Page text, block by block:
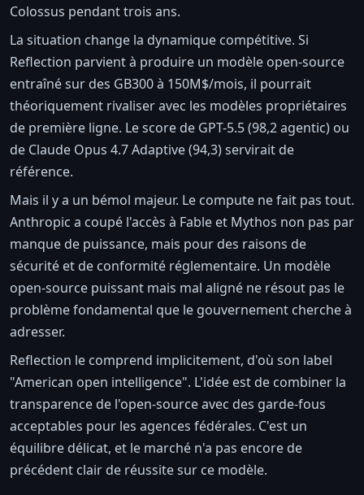
Colossus pendant trois ans.
La situation change la dynamique compétitive. Si
Reflection parvient à produire un modèle open-source
entraîné sur des GB300 à 150M$/mois, il pourrait
théoriquement rivaliser avec les modèles propriétaires
de première ligne. Le score de GPT-5.5 (98,2 agentic) ou
de Claude Opus 4.7 Adaptive (94,3) servirait de
référence.
Mais il y a un bémol majeur. Le compute ne fait pas tout.
Anthropic a coupé l'accès à Fable et Mythos non pas par
manque de puissance, mais pour des raisons de
sécurité et de conformité réglementaire. Un modèle
open-source puissant mais mal aligné ne résout pas le
problème fondamental que le gouvernement cherche à
adresser.
Reflection le comprend implicitement, d'où son label
"American open intelligence". L'idée est de combiner la
transparence de l'open-source avec des garde-fous
acceptables pour les agences fédérales. C'est un
équilibre délicat, et le marché n'a pas encore de
précédent clair de réussite sur ce modèle.